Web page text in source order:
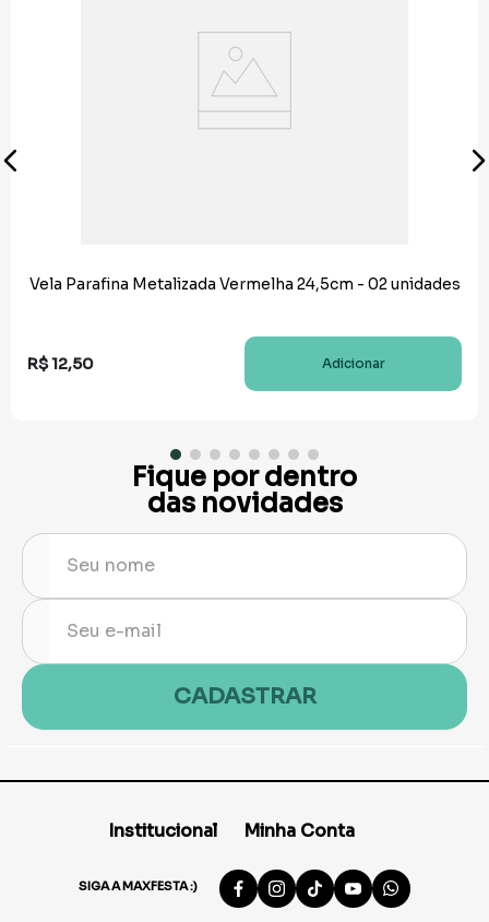
Vela Parafina Metalizada Vermelha 24,5cm - 02 unidades
R$12,50 Adicionar
Fique por dentro
das novidades
CADASTRAR
Institucional Minha Conta
SIGA A MAXFESTA :)